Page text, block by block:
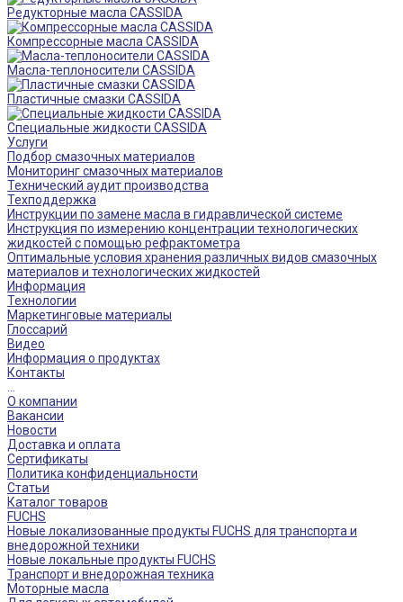
Редукторные масла CASSIDA
Компрессорные масла CASSIDA
Масла-теплоносители CASSIDA
Пластичные смазки CASSIDA
Специальные жидкости CASSIDA
Услуги
Подбор смазочных материалов
Мониторинг смазочных материалов
Технический аудит производства
Техподдержка
Инструкции по замене масла в гидравлической системе
Инструкция по измерению концентрации технологических
жидкостей с помощью рефрактометра
Оптимальные условия хранения различных видов смазочных
материалов и технологических жидкостей
Информация
Технологии
Маркетинговые материалы
Глоссарий
Видео
Информация о продуктах
Контакты
О компании
Вакансии
Новости
Доставка и оплата
Сертификаты
Политика конфиденциальности
Статьи
Каталог товаров
FUCHS
Новые локализованные продукты FUCHS для транспорта и
внедорожной техники
Новые локальные продукты FUCHS
Транспорт и внедорожная техника
Моторные масла